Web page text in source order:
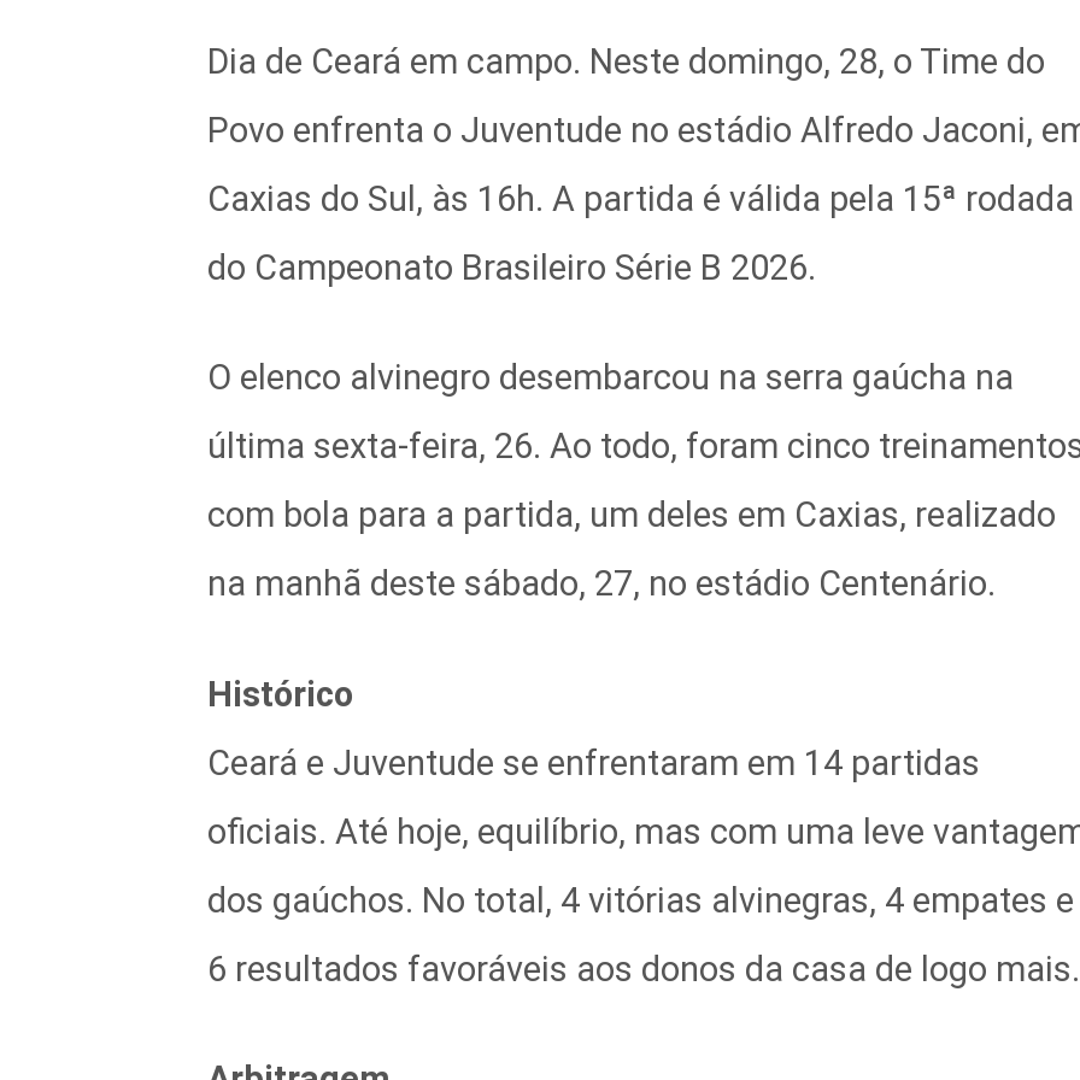
Dia de Ceará em campo. Neste domingo, 28, o Time do
Povo enfrenta o Juventude no estádio Alfredo Jaconi,
Caxias do Sul, às 16h. A partida é válida pela 15ª rodada
do Campeonato Brasileiro Série B 2026.
O elenco alvinegro desembarcou na serra gaúcha na
última sexta-feira, 26. Ao todo, foram cinco
com bola para a partida, um deles em Caxias, realizado
na manhã deste sábado, 27, no estádio Centenário.
Histórico
Ceará e Juventude se enfrentaram em 14 partidas
oficiais. Até hoje, equilíbrio, mas com uma leve
dos gaúchos. No total, 4 vitórias alvinegras, 4 empates e
6 resultados favoráveis aos donos da casa de logo